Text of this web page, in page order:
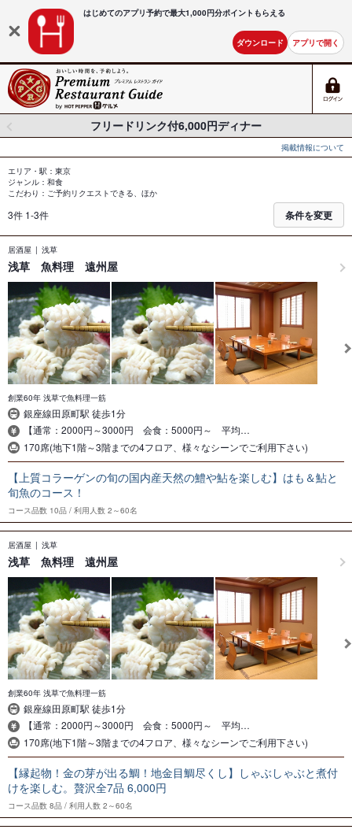
はじめてのアプリ予約で最大1,000円分ポイントもらえる
ダウンロード アプリで開く
フリードリンク付6,000円ディナー
掲載情報について
エリア・駅：東京
ジャンル：和食
こだわり：ご予約リクエストできる、ほか
3件 1-3件 条件を変更
居酒屋 浅草
浅草 魚料理 遠州屋
創業60年 浅草で魚料理一筋
銀座線田原町駅 徒歩1分
【通常：2000円～3000円 会食：5000円～ 平均…
170席(地下1階～3階までの4フロア、様々なシーンでご利用下さい)
【上質コラーゲンの旬の国内産天然の鱧や鮎を楽しむ】はも＆鮎と
旬魚のコース！
コース品数 10品 利用人数 2～60名
居酒屋 浅草
浅草 魚料理 遠州屋
創業60年 浅草で魚料理一筋
銀座線田原町駅 徒歩1分
【通常：2000円～3000円 会食：5000円～ 平均…
170席(地下1階～3階までの4フロア、様々なシーンでご利用下さい)
【縁起物！金の芽が出る鯛！地金目鯛尽くし】しゃぶしゃぶと煮付
けを楽しむ。贅沢全7品 6,000円
コース品数 8品 利用人数 2～60名